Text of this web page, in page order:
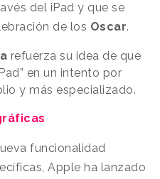
del iPad y que se
de los Oscar.
refuerza su idea de que
en un intento por
y más especializado.
funcionalidad
Apple ha lanzado